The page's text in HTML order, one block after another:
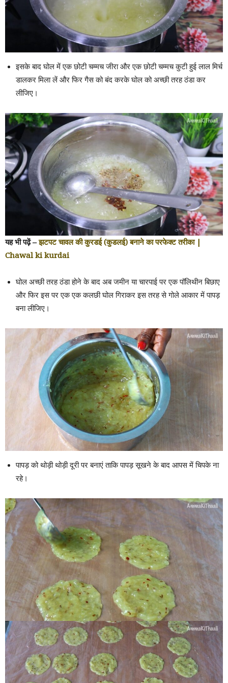
इसके बाद घोल में एक छोटी चम्मच जीरा और एक छोटी चम्मच कुटी हुई लाल मिर्च
डालकर मिला लें और फिर गैस को बंद करके घोल को अच्छी तरह ठंडा कर
लीजिए।
यह भी पढ़ें – झटपट चावल की कुरडई (कुडलई) बनाने का परफेक्ट तरीका |
Chawal ki kurdai
घोल अच्छी तरह ठंडा होने के बाद अब जमीन या चारपाई पर एक पॉलिथीन बिछाए
और फिर इस पर एक एक कलछी घोल गिराकर इस तरह से गोले आकार में पापड़
बना लीजिए।
पापड़ को थोड़ी थोड़ी दूरी पर बनाएं ताकि पापड़ सूखने के बाद आपस में चिपके ना
रहे।